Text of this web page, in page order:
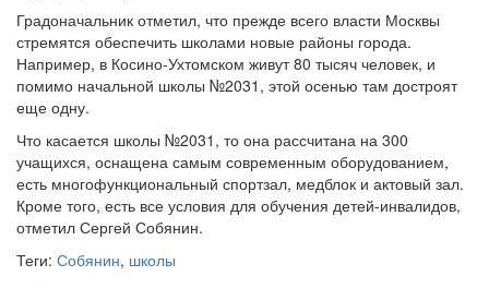
Градоначальник отметил, что прежде всего власти Москвы
стремятся обеспечить школами новые районы города.
Например, в Косино-Ухтомском живут 80 тысяч человек, и
помимо начальной школы №2031, этой осенью там достроят
еще одну.
Что касается школы №2031, то она рассчитана на 300
учащихся, оснащена самым современным оборудованием,
есть многофункциональный спортзал, медблок и актовый зал.
Кроме того, есть все условия для обучения детей-инвалидов,
отметил Сергей Собянин.
Теги: Собянин, школы